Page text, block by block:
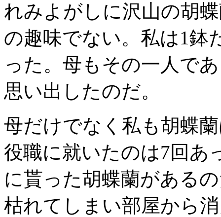
れみよがしに沢山の胡
の趣味でない。私は1鉢
った。母もその一人で
思い出したのだ。
母だけでなく私も胡蝶
役職に就いたのは7回あ
に貰った胡蝶蘭がある
枯れてしまい部屋から